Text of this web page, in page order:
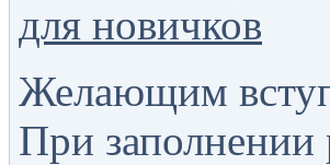
для новичков
Желающим
При заполнении